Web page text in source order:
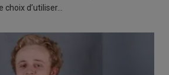
choix d’utiliser…